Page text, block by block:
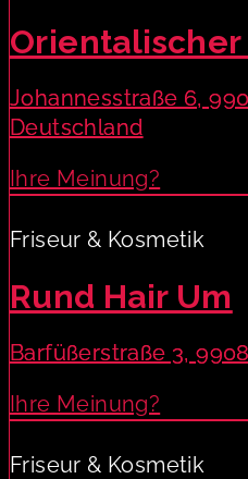
Orientalischer
Johannesstraße 6,
Deutschland
Ihre Meinung?
Friseur & Kosmetik
Rund Hair Um
Barfüßerstraße 3,
Ihre Meinung?
Friseur & Kosmetik